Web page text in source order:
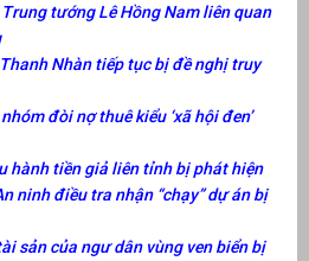
tướng Lê Hồng Nam liên quan
Nhàn tiếp tục bị đề nghị truy
đòi nợ thuê kiểu ‘xã hội đen’
hành tiền giả liên tỉnh bị phát hiện
ninh điều tra nhận “chạy” dự án bị
sản của ngư dân vùng ven biển bị